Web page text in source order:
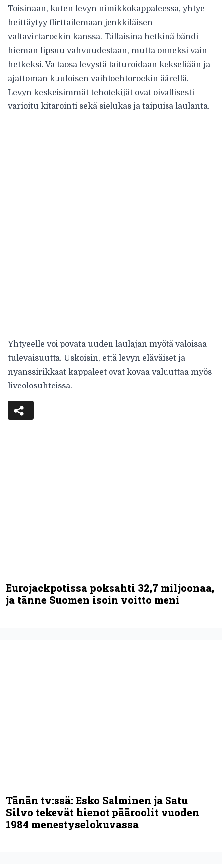
Toisinaan, kuten levyn nimikkokappaleessa, yhtye
heittäytyy flirttailemaan jenkkiläisen
valtavirtarockin kanssa. Tällaisina hetkinä bändi
hieman lipsuu vahvuudestaan, mutta onneksi vain
hetkeksi. Valtaosa levystä taituroidaan kekseliään ja
ajattoman kuuloisen vaihtoehtorockin äärellä.
Levyn keskeisimmät tehotekijät ovat oivallisesti
varioitu kitarointi sekä sielukas ja taipuisa laulanta.
Yhtyeelle voi povata uuden laulajan myötä valoisaa
tulevaisuutta. Uskoisin, että levyn eläväiset ja
nyanssirikkaat kappaleet ovat kovaa valuuttaa myös
liveolosuhteissa.
Eurojackpotissa poksahti 32,7 miljoonaa,
ja tänne Suomen isoin voitto meni